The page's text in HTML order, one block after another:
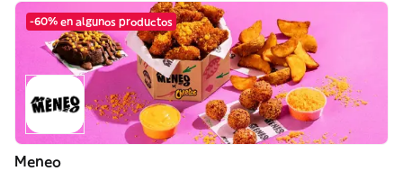
-60% en algunos productos
Meneo